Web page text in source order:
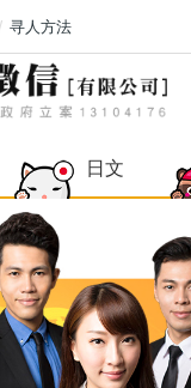
日文
寻人方法